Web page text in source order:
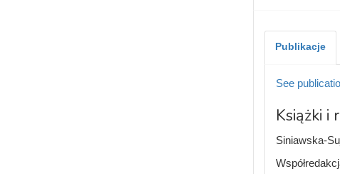
Publikacje
See
Książki i
Siniawska-